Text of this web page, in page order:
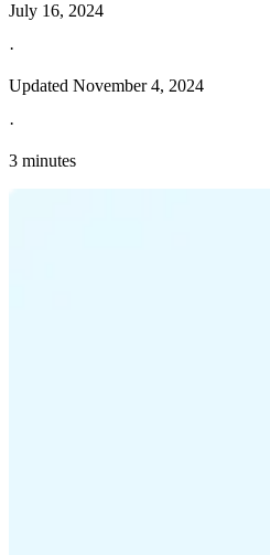
July 16, 2024
·
Updated November 4, 2024
·
3 minutes